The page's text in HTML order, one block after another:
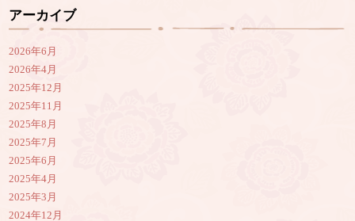
アーカイブ
2026年6月
2026年4月
2025年12月
2025年11月
2025年8月
2025年7月
2025年6月
2025年4月
2025年3月
2024年12月